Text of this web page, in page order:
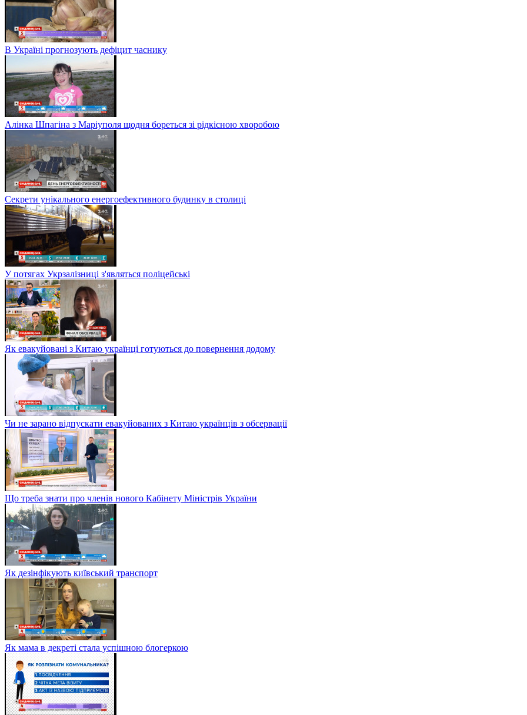
В Україні прогнозують дефіцит часнику
Алінка Шпагіна з Маріуполя щодня бореться зі рідкісною хворобою
Секрети унікального енергоефективного будинку в столиці
У потягах Укрзалізниці з'являться поліцейські
Як евакуйовані з Китаю українці готуються до повернення додому
Чи не зарано відпускати евакуйованих з Китаю українців з обсервації
Що треба знати про членів нового Кабінету Міністрів України
Як дезінфікують київський транспорт
Як мама в декреті стала успішною блогеркою